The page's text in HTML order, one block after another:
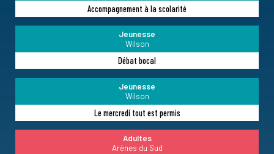
Accompagnement à la scolarité
Jeunesse
Wilson
Débat bocal
Jeunesse
Wilson
Le mercredi tout est permis
Adultes
Arènes du Sud